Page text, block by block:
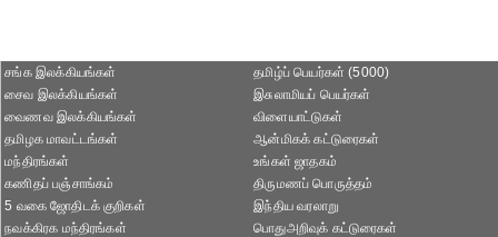
சங்க இலக்கியங்கள்
சைவ இலக்கியங்கள்
வைணவ இலக்கியங்கள்
தமிழக மாவட்டங்கள்
தமிழ்ப் பெயர்கள் (5000)
இசுலாமியப் பெயர்கள்
விளையாட்டுகள்
ஆன்மிகக் கட்டுரைகள்
மந்திரங்கள்
கணிதப் பஞ்சாங்கம்
5 வகை ஜோதிடக் குறிகள்
நவக்கிரக மந்திரங்கள்
உங்கள் ஜாதகம்
திருமணப் பொருத்தம்
இந்திய வரலாறு
பொதுஅறிவுக் கட்டுரைகள்